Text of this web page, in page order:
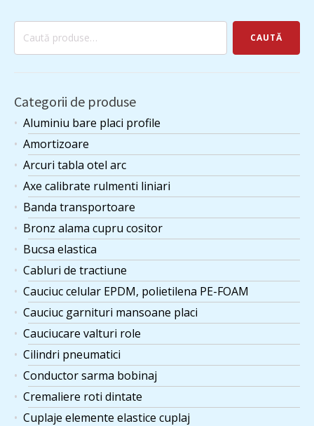
Caută
CAUTĂ
Categorii de produse
Aluminiu bare placi profile
Amortizoare
Arcuri tabla otel arc
Axe calibrate rulmenti liniari
Banda transportoare
Bronz alama cupru cositor
Bucsa elastica
Cabluri de tractiune
Cauciuc celular EPDM, polietilena PE-FOAM
Cauciuc garnituri mansoane placi
Cauciucare valturi role
Cilindri pneumatici
Conductor sarma bobinaj
Cremaliere roti dintate
Cuplaje elemente elastice cuplaj